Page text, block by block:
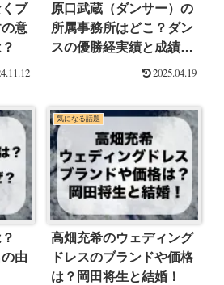
ブ
意
原口武蔵（ダンサー）の
所属事務所はどこ？ダン
スの優勝経実績と成績が
2025.04.19
由
気になる話題
高畑充希のウェディング
ドレスのブランドや価格
は？岡田将生と結婚！